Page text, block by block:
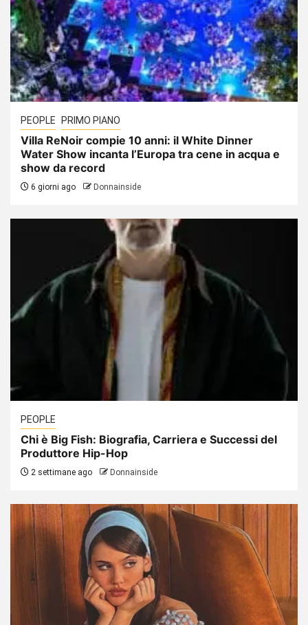
PEOPLE PRIMO PIANO
Villa ReNoir compie 10 anni: il White Dinner
Water Show incanta l’Europa tra cene in acqua e
show da record
6 giorni ago Donnainside
PEOPLE
Chi è Big Fish: Biografia, Carriera e Successi del
Produttore Hip-Hop
2 settimane ago Donnainside